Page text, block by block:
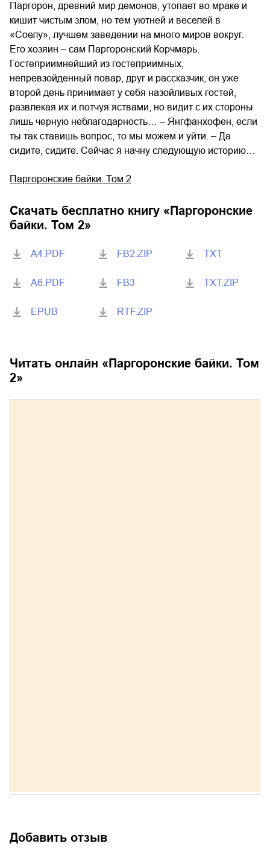
Паргорон, древний мир демонов, утопает во мраке и
кишит чистым злом, но тем уютней и веселей в
«Соелу», лучшем заведении на много миров вокруг.
Его хозяин – сам Паргоронский Корчмарь.
Гостеприимнейший из гостеприимных,
непревзойденный повар, друг и рассказчик, он уже
второй день принимает у себя назойливых гостей,
развлекая их и потчуя яствами, но видит с их стороны
лишь черную неблагодарность… – Янгфанхофен, если
ты так ставишь вопрос, то мы можем и уйти. – Да
сидите, сидите. Сейчас я начну следующую историю…
Паргоронские байки. Том 2
Скачать бесплатно книгу « Паргоронские
байки. Том 2»
A4.PDF
A6.PDF
EPUB
FB2.ZIP
FB3
RTF.ZIP
TXT
TXT.ZIP
Читать онлайн « Паргоронские байки. Том
2»
Добавить отзыв